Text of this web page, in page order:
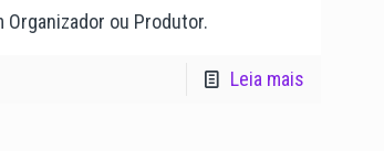
Organizador ou Produtor.
Leia mais